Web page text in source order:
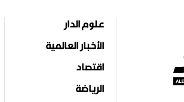
علوم الدار
الأخبار العالمية
اقتصاد
الرياضة